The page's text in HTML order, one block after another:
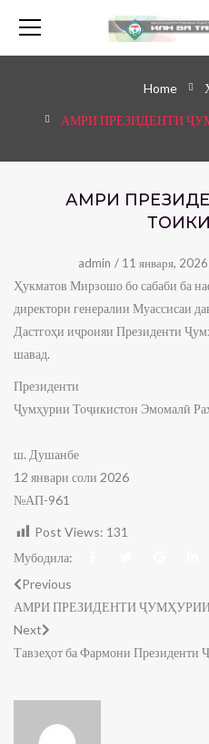
Home
АМРИ ПРЕЗИДЕНТИ
АМРИ
admin / 11 января, 2026
Ҳукматов Мирзошо бо сабаби ба
директори генералии Муассисаи
Дастгоҳи иҷроияи Президенти
шавад.
Президенти
Ҷумҳурии Тоҷикистон Эмомалӣ
ш. Душанбе
12 январи соли 2026
№АП-961
Post Views: 131
Мубодила:
Previous
АМРИ ПРЕЗИДЕНТИ
Next
Тавзеҳот ба Фармони Президенти